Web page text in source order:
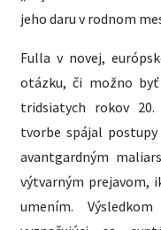
jeho daru v rodnom
Fulla v novej,
otázku, či možno byť
tridsiatych rokov
tvorbe spájal
avantgardným
výtvarným prejavom,
umením.